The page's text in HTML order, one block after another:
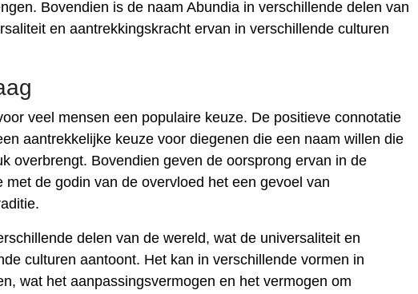
Bovendien is de naam Abundia in verschillende delen van
en aantrekkingskracht ervan in verschillende culturen
veel mensen een populaire keuze. De positieve connotatie
aantrekkelijke keuze voor diegenen die een naam willen die
overbrengt. Bovendien geven de oorsprong ervan in de
de godin van de overvloed het een gevoel van
delen van de wereld, wat de universaliteit en
culturen aantoont. Het kan in verschillende vormen in
wat het aanpassingsvermogen en het vermogen om